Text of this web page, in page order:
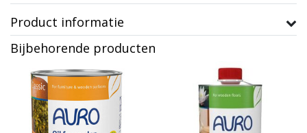
Product informatie
Bijbehorende producten